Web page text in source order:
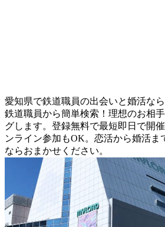
愛知県で鉄道職員の出会いと婚活な
鉄道職員から簡単検索！理想のお相
グします。登録無料で最短即日で開
ンライン参加もOK。恋活から婚活ま
ならおまかせください。